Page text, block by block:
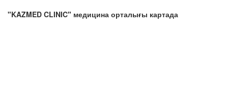
"KAZMED CLINIC" медицина орталығы картада